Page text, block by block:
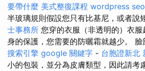
要帶什麼 美式整復課程 wordpress seo
半玻璃規則假設您只有比基尼，或者說
士事務所 您穿的衣服（非透明的）衣
身的保護，您需要的防曬霜就越少。 臉
搜索引擎 google 關鍵字 - 台胞證新北
小的包裝，並分為皮膚類型，因此請考